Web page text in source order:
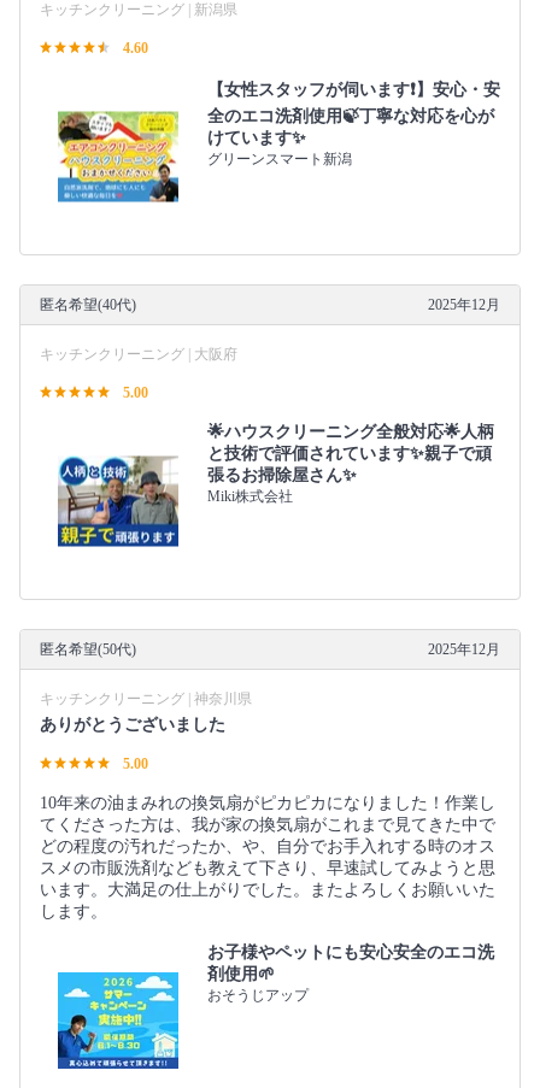
キッチンクリーニング | 新潟県
4.60
【女性スタッフが伺います❗️】安心・安
全のエコ洗剤使用🍃丁寧な対応を心が
けています✨
グリーンスマート新潟
匿名希望(40代) 2025年12月
キッチンクリーニング | 大阪府
5.00
🌟ハウスクリーニング全般対応🌟人柄
と技術で評価されています✨親子で頑
張るお掃除屋さん✨
Miki株式会社
匿名希望(50代) 2025年12月
キッチンクリーニング | 神奈川県
ありがとうございました
5.00
10年来の油まみれの換気扇がピカピカになりました！作業し
てくださった方は、我が家の換気扇がこれまで見てきた中で
どの程度の汚れだったか、や、自分でお手入れする時のオス
スメの市販洗剤なども教えて下さり、早速試してみようと思
います。大満足の仕上がりでした。またよろしくお願いいた
します。
お子様やペットにも安心安全のエコ洗
剤使用🌱
おそうじアップ